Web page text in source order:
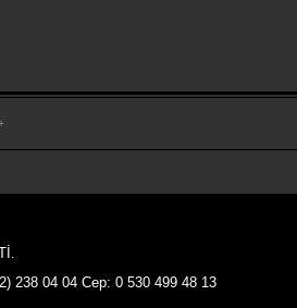
238 04 04 Cep: 0 530 499 48 13